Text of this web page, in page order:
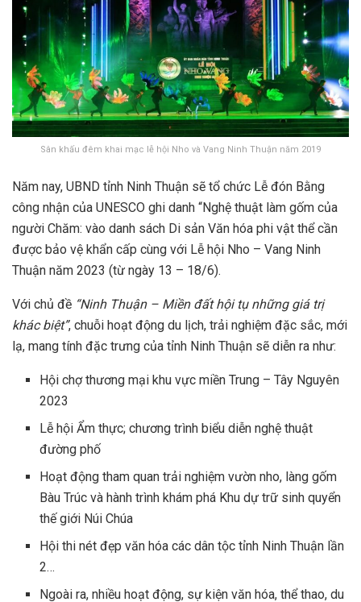
Sân khấu đêm khai mạc lễ hội Nho và Vang Ninh Thuận năm 2019
Năm nay, UBND tỉnh Ninh Thuận sẽ tổ chức Lễ đón Bằng
công nhận của UNESCO ghi danh “Nghệ thuật làm gốm của
người Chăm: vào danh sách Di sản Văn hóa phi vật thể cần
được bảo vệ khẩn cấp cùng với Lễ hội Nho – Vang Ninh
Thuận năm 2023 (từ ngày 13 – 18/6).
Với chủ đề “Ninh Thuận – Miền đất hội tụ những giá trị
khác biệt”, chuỗi hoạt động du lịch, trải nghiệm đặc sắc, mới
lạ, mang tính đặc trưng của tỉnh Ninh Thuận sẽ diễn ra như:
Hội chợ thương mại khu vực miền Trung – Tây Nguyên
2023
Lễ hội Ẩm thực; chương trình biểu diễn nghệ thuật
đường phố
Hoạt động tham quan trải nghiệm vườn nho, làng gốm
Bàu Trúc và hành trình khám phá Khu dự trữ sinh quyển
thế giới Núi Chúa
Hội thi nét đẹp văn hóa các dân tộc tỉnh Ninh Thuận lần
2…
Ngoài ra, nhiều hoạt động, sự kiện văn hóa, thể thao, du